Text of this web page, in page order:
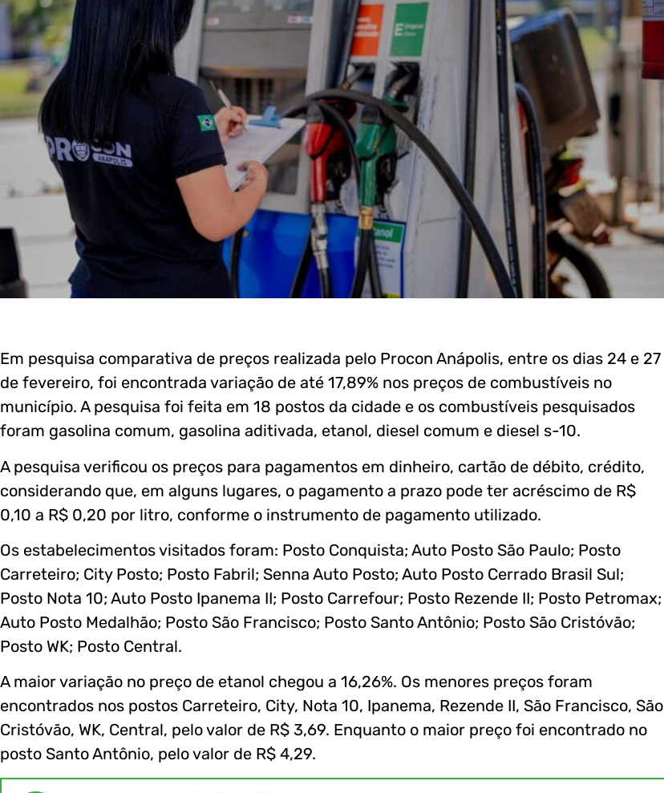
Em pesquisa comparativa de preços realizada pelo Procon Anápolis, entre os dias 24 e 27
de fevereiro, foi encontrada variação de até 17,89% nos preços de combustíveis no
município. A pesquisa foi feita em 18 postos da cidade e os combustíveis pesquisados
foram gasolina comum, gasolina aditivada, etanol, diesel comum e diesel s-10.
A pesquisa verificou os preços para pagamentos em dinheiro, cartão de débito, crédito,
considerando que, em alguns lugares, o pagamento a prazo pode ter acréscimo de R$
0,10 a R$ 0,20 por litro, conforme o instrumento de pagamento utilizado.
Os estabelecimentos visitados foram: Posto Conquista; Auto Posto São Paulo; Posto
Carreteiro; City Posto; Posto Fabril; Senna Auto Posto; Auto Posto Cerrado Brasil Sul;
Posto Nota 10; Auto Posto Ipanema II; Posto Carrefour; Posto Rezende II; Posto Petromax;
Auto Posto Medalhão; Posto São Francisco; Posto Santo Antônio; Posto São Cristóvão;
Posto WK; Posto Central.
A maior variação no preço de etanol chegou a 16,26%. Os menores preços foram
encontrados nos postos Carreteiro, City, Nota 10, Ipanema, Rezende II, São Francisco, São
Cristóvão, WK, Central, pelo valor de R$ 3,69. Enquanto o maior preço foi encontrado no
posto Santo Antônio, pelo valor de R$ 4,29.